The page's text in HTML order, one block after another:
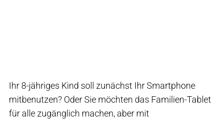
Ihr 8-jähriges Kind soll zunächst Ihr Smartphone
mitbenutzen? Oder Sie möchten das Familien-Tablet
für alle zugänglich machen, aber mit